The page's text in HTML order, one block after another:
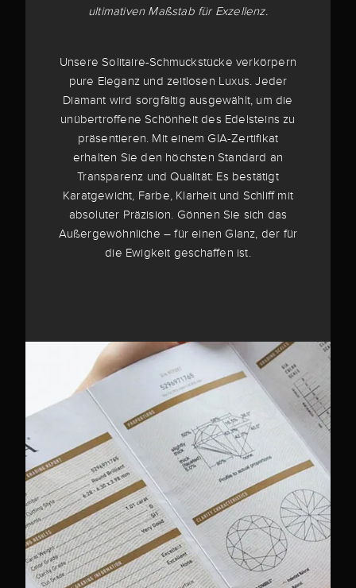
ultimativen Maßstab für Exzellenz.
Unsere Solitaire-Schmuckstücke verkörpern
pure Eleganz und zeitlosen Luxus. Jeder
Diamant wird sorgfältig ausgewählt, um die
unübertroffene Schönheit des Edelsteins zu
präsentieren. Mit einem GIA-Zertifikat
erhalten Sie den höchsten Standard an
Transparenz und Qualität: Es bestätigt
Karatgewicht, Farbe, Klarheit und Schliff mit
absoluter Präzision. Gönnen Sie sich das
Außergewöhnliche – für einen Glanz, der für
die Ewigkeit geschaffen ist.